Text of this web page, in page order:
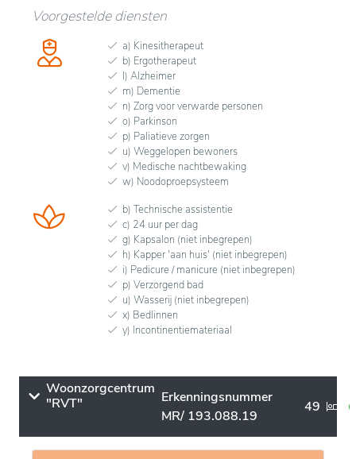
Voorgestelde diensten
a) Kinesitherapeut
b) Ergotherapeut
l) Alzheimer
m) Dementie
n) Zorg voor verwarde personen
o) Parkinson
p) Paliatieve zorgen
u) Weggelopen bewoners
v) Medische nachtbewaking
w) Noodoproepsysteem
b) Technische assistentie
c) 24 uur per dag
g) Kapsalon (niet inbegrepen)
h) Kapper 'aan huis' (niet inbegrepen)
i) Pedicure / manicure (niet inbegrepen)
p) Verzorgend bad
u) Wasserij (niet inbegrepen)
x) Bedlinnen
y) Incontinentiemateriaal
Woonzorgcentrum
"RVT"
Erkenningsnummer
MR/ 193.088.19
49